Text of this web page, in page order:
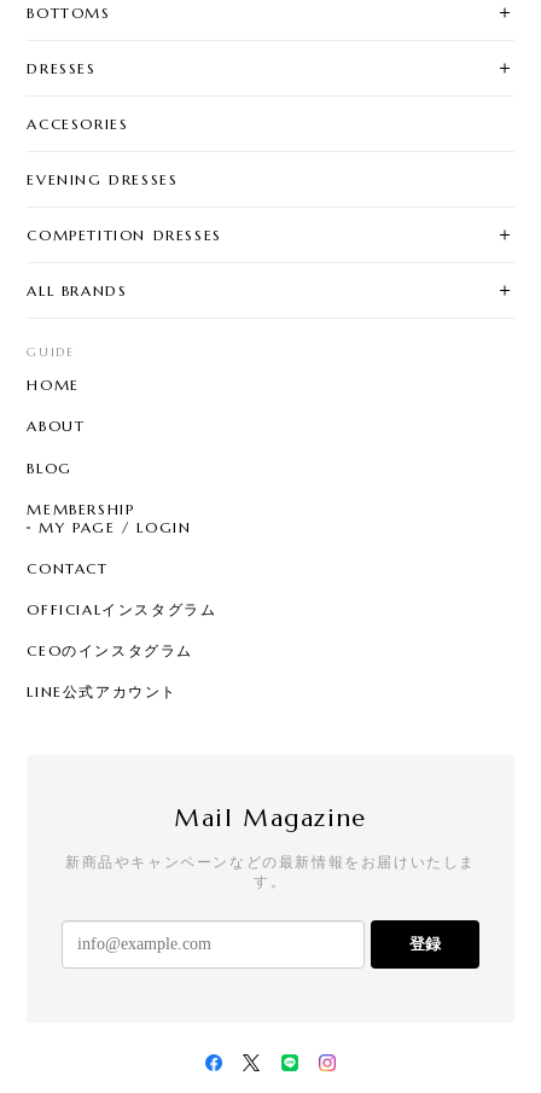
BOTTOMS
DRESSES
ACCESORIES
EVENING DRESSES
COMPETITION DRESSES
ALL BRANDS
GUIDE
HOME
ABOUT
BLOG
MEMBERSHIP
MY PAGE / LOGIN
CONTACT
OFFICIALインスタグラム
CEOのインスタグラム
LINE公式アカウント
Mail Magazine
新商品やキャンペーンなどの最新情報をお届けいたしま
す。
登録